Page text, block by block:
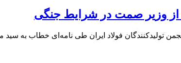
تولیدکنندگان فولاد ایران طی نامه‌ای خطاب به